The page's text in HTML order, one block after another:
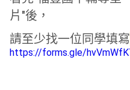
片"後，
請至少找一位同學填寫
https://forms.gle/